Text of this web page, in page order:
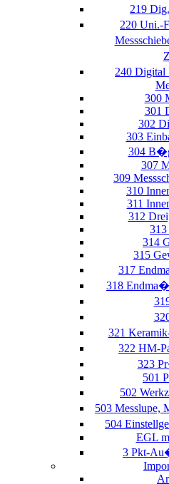
219
220 Uni.-
240
300
301
302
303
304
307
309
310
311
312
314
315
317
318
321
322 HM-
323
501
502
503 Messlupe,
504
EGL
3 Pkt-